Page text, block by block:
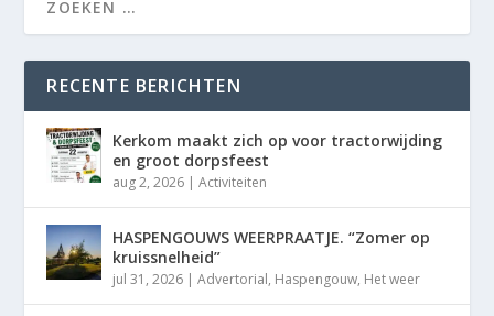
RECENTE BERICHTEN
Kerkom maakt zich op voor tractorwijding
en groot dorpsfeest
aug 2, 2026 |Activiteiten
HASPENGOUWS WEERPRAATJE. “Zomer op
kruissnelheid”
jul 31, 2026 |Advertorial, Haspengouw, Het weer